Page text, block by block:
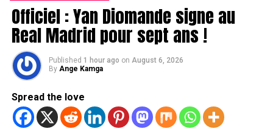
Officiel : Yan Diomande signe au
Real Madrid pour sept ans !
Published 1 hour ago on August 6, 2026
By Ange Kamga
Spread the love